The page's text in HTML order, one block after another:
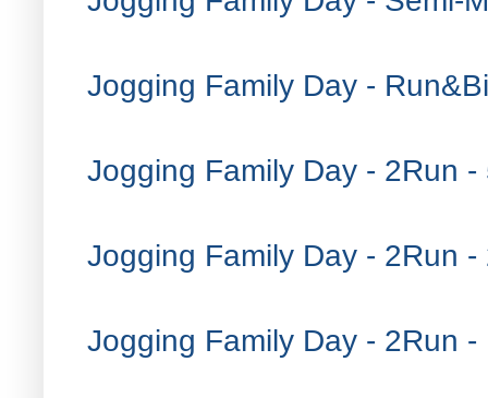
Jogging Family Day -
Jogging Family Day - 2Run -
Jogging Family Day - 2Run
Jogging Family Day - 2Run